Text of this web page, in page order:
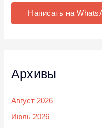
Написать на
Архивы
Август 2026
Июль 2026